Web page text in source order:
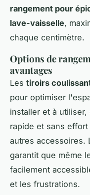
rangement pour
lave-vaisselle,
chaque centimètre.
Options de
avantages
Les tiroirs
pour optimiser
installer et à
rapide et sans
autres accessoires.
garantit que même
facilement
et les frustrations.